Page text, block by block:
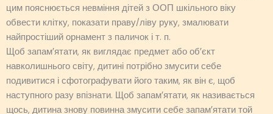
цим пояснюється невміння дітей з ООП шкільного віку
обвести клітку, показати праву/ліву руку, змалювати
найпростіший орнамент з паличок і т. п.
Щоб запам’ятати, як виглядає предмет або об’єкт
навколишнього світу, дитині потрібно змусити себе
подивитися і сфотографувати його таким, як він є, щоб
наступного разу впізнати. Щоб запам’ятати, як називається
щось, дитина знову повинна змусити себе запам’ятати той